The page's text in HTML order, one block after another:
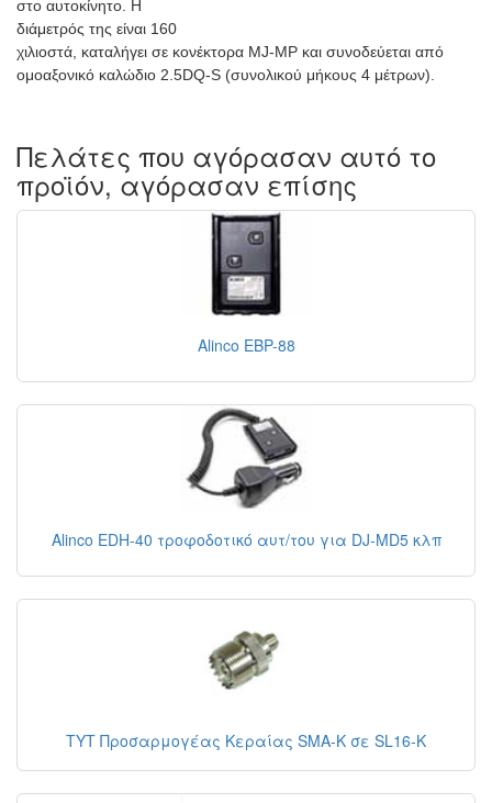
στο αυτοκίνητο. Η
διάμετρός της είναι 160
χιλιοστά, καταλήγει σε κονέκτορα MJ-MP και συνοδεύεται από
ομοαξονικό καλώδιο 2.5DQ-S (συνολικού μήκους 4 μέτρων).
Πελάτες που αγόρασαν αυτό το
προϊόν, αγόρασαν επίσης
Alinco EBP-88
Alinco EDH-40 τροφοδοτικό αυτ/του για DJ-MD5 κλπ
TYT Προσαρμογέας Κεραίας SMA-K σε SL16-K